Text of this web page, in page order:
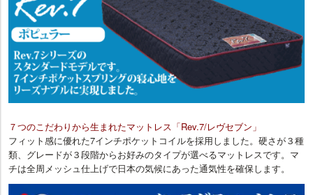
７つのこだわりから生まれたマットレス「Rev.7/レヴセブン」
フィット感に優れた7インチポケットコイルを採用しました。硬さが３種
類、グレードが３段階からお好みのタイプが選べるマットレスです。マ
チは全周メッシュ仕上げで日本の気候にあった通気性を確保します。